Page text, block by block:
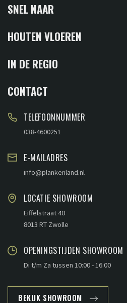
SNEL NAAR
HOUTEN VLOEREN
IN DE REGIO
CONTACT
TELEFOONNUMMER
038-4600251
E-MAILADRES
info@plankenland.nl
LOCATIE SHOWROOM
Eiffelstraat 40
8013 RT Zwolle
OPENINGSTIJDEN SHOWROOM
Di t/m Za tussen 10:00 - 16:00
BEKIJK SHOWROOM